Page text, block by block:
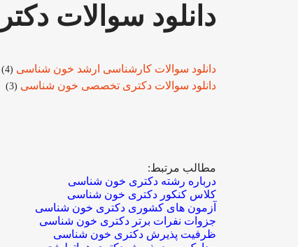
دانلود سوالات
دانلود سوالات کارشناسی ارشد خون شناسی (4)
دانلود سوالات دکتری تخصصی خون شناسی (3)
مطالب مرتبط:
درباره رشته دکتری خون شناسی
کلاس کنکور دکتری خون شناسی
آزمون های کشوری دکتری خون شناسی
جزوات نفرات برتر دکتری خون شناسی
ظرفیت پذیرش دکتری خون شناسی